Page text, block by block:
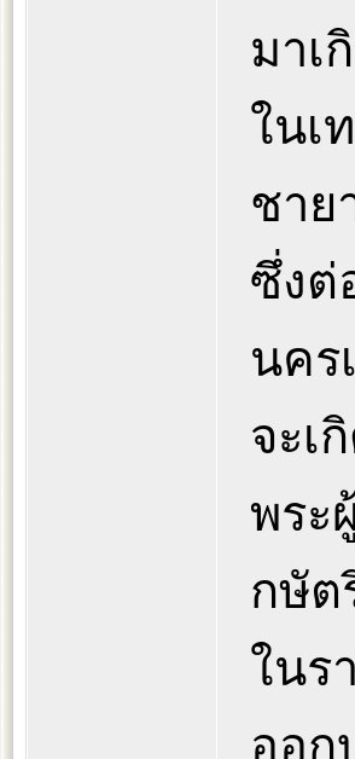
มาเ
ในเ
ชาย
ซึ่งต่
นคร
จะเ
พระ
กษัต
ในร
ออก